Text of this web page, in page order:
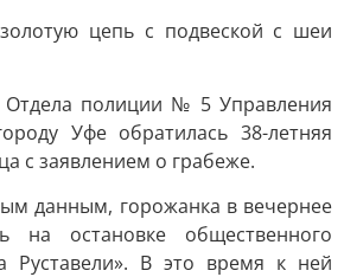
цепь с подвеской с шеи
Отдела полиции № 5 Управления
Уфе обратилась 38-летняя
с заявлением о грабеже.
данным, горожанка в вечернее
на остановке общественного
Руставели». В это время к ней